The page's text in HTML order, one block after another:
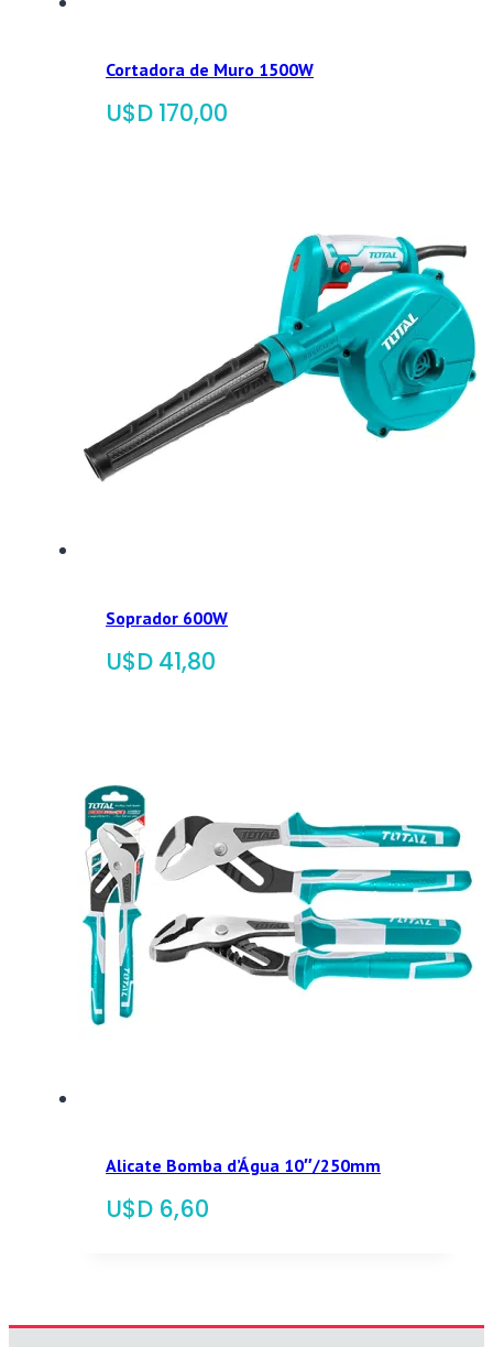
Cortadora de Muro 1500W
$ 170,00
Soprador 600W
$ 41,80
Alicate Bomba d’Água 10″/250mm
$ 6,60